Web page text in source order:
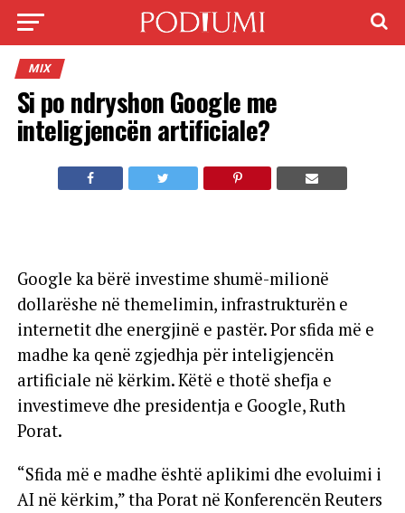
MIX
Si po ndryshon Google me
inteligjencën artificiale?
Google ka bërë investime shumë-milionë
dollarëshe në themelimin, infrastrukturën e
internetit dhe energjinë e pastër. Por sfida më e
madhe ka qenë zgjedhja për inteligjencën
artificiale në kërkim. Këtë e thotë shefja e
investimeve dhe presidentja e Google, Ruth
Porat.
“Sfida më e madhe është aplikimi dhe evoluimi i
AI në kërkim,” tha Porat në Konferencën Reuters